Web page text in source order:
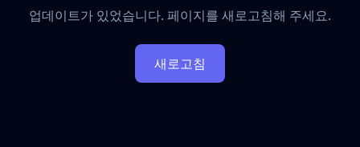
업데이트가 있었습니다. 페이지를 새로고침해 주세요.
새로고침